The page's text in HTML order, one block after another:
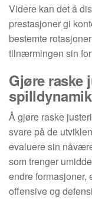
Videre kan det å
prestasjoner gi
bestemte
tilnærmingen sin
Gjøre raske
Å gjøre raske
svare på de
evaluere sin
som trenger
endre
offensive og